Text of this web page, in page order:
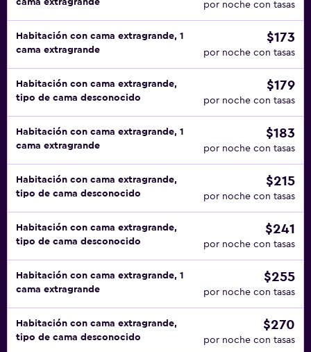
cama extragrande
por noche con tasas
Habitación con cama extragrande, 1
cama extragrande
$173
por noche con tasas
Habitación con cama extragrande,
tipo de cama desconocido
$179
por noche con tasas
Habitación con cama extragrande, 1
cama extragrande
$183
por noche con tasas
Habitación con cama extragrande,
tipo de cama desconocido
$215
por noche con tasas
Habitación con cama extragrande,
tipo de cama desconocido
$241
por noche con tasas
Habitación con cama extragrande, 1
cama extragrande
$255
por noche con tasas
Habitación con cama extragrande,
tipo de cama desconocido
$270
por noche con tasas